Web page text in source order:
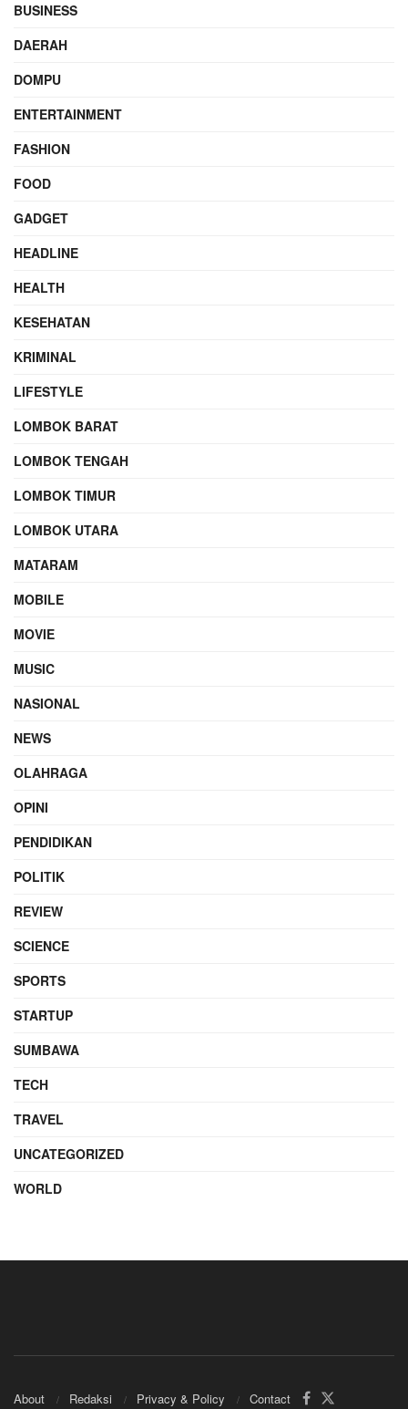
BUSINESS
DAERAH
DOMPU
ENTERTAINMENT
FASHION
FOOD
GADGET
HEADLINE
HEALTH
KESEHATAN
KRIMINAL
LIFESTYLE
LOMBOK BARAT
LOMBOK TENGAH
LOMBOK TIMUR
LOMBOK UTARA
MATARAM
MOBILE
MOVIE
MUSIC
NASIONAL
NEWS
OLAHRAGA
OPINI
PENDIDIKAN
POLITIK
REVIEW
SCIENCE
SPORTS
STARTUP
SUMBAWA
TECH
TRAVEL
UNCATEGORIZED
WORLD
About Redaksi Privacy & Policy Contact